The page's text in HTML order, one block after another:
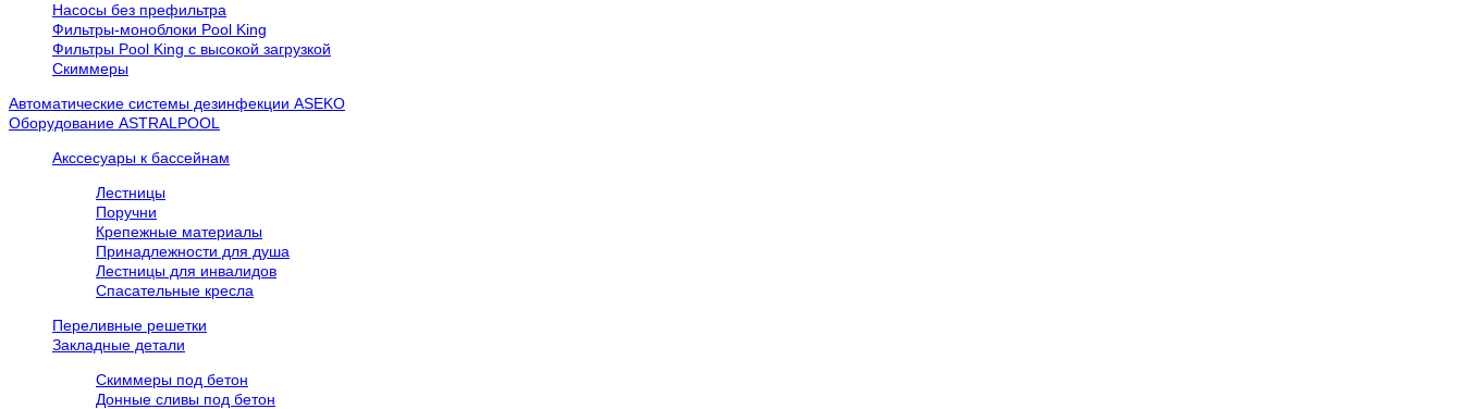
Насосы без префильтра
Фильтры-моноблоки Pool King
Фильтры Pool King с высокой загрузкой
Скиммеры
Автоматические системы дезинфекции ASEKO
Оборудование ASTRALPOOL
Акссесуары к бассейнам
Лестницы
Поручни
Крепежные материалы
Принадлежности для душа
Лестницы для инвалидов
Спасательные кресла
Переливные решетки
Закладные детали
Скиммеры под бетон
Донные сливы под бетон